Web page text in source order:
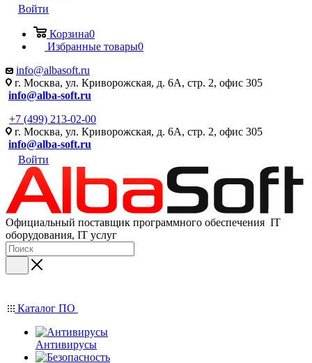
Войти
Корзина0
Избранные товары0
info@albasoft.ru
г. Москва, ул. Криворожская, д. 6А, стр. 2, офис 305
info@alba-soft.ru
+7 (499) 213-02-00
г. Москва, ул. Криворожская, д. 6А, стр. 2, офис 305
info@alba-soft.ru
Войти
Официальный поставщик программного обеспечения IT
оборудования, IT услуг
Каталог ПО
Антивирусы